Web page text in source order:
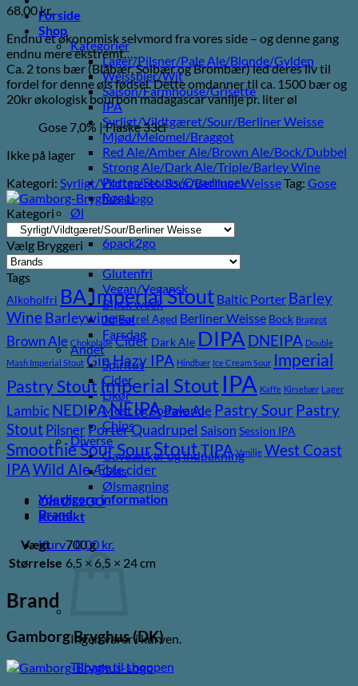
Forside
Shop
Kategorier
Lager/Pilsner/Pale Ale/Blonde/Gylden
Weissbier/Wit
Saison/Farmhouse/Grisette
IPA
Syrligt/Vildtgæret/Sour/Berliner Weisse
Mjød/Melomel/Braggot
Red Ale/Amber Ale/Brown Ale/Bock/Dubbel
Strong Ale/Dark Ale/Triple/Barley Wine
Porter/Stouts/Quadrupel
Røgøl
Øl
Tilbud
6pack2go
Alkoholfri
Glutenfri
Vegan/Vegansk
Black week
Juleøl
Farsdag
Andet
Spiritus
Cider
Likør
Most og Sodavand
Chips
Diverse
Gaveæsker og indpakning
Glas
Ølsmagning
Om ØL2GO
Kontakt
Kurv /0,00 kr.
Ingen varer i kurven.
Tilbage til shoppen
68,00kr.
Endnu et økonomisk selvmord fra vores side – og denne gang
endnu mere ekstremt….
Ca. 2 tons bær (Blåbær, Solbær og Brombær) led deres liv til
fordel for denne øls fødsel. Dette omdanner til ca. 1500 bær og
20kr økologisk bourbon madagascar vanilje pr. liter øl
Gose 7,0% | Flaske 33cl
Ikke på lager
Kategori: Syrligt/Vildtgæret/Sour/Berliner WeisseTag: Gose
Kategori
Vælg Bryggeri
Tags
Alkoholfri BA Imperial Stout Baltic Porter Barley
Wine BarleywineBarrel Aged Berliner Weisse Bock Braggot
Brown Ale Chokolade Cider Dark Ale DIPA DNEIPA Double
Mash Imperial Stout GinHazy IPA Hindbær Ice Cream Sour Imperial
Pastry Stout Imperial Stout IPA Kaffe Kirsebær Lager
LambicNEDIPANEIPAPale Ale Pastry Sour Pastry
StoutPilsnerPorterQuadrupel Saison Session IPA
Smoothie SourSourStoutTIPA Vanilje West Coast
IPAWild AleÆble cider
Yderligere information
Brand
Vægt
700 g
Størrelse 6,5 × 6,5 × 24 cm
Brand
Gamborg Bryghus (DK)